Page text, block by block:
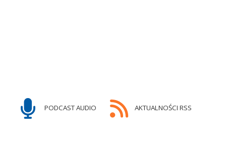
PODCAST AUDIO AKTUALNOŚCI RSS